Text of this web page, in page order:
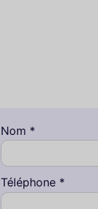
Nom *
Téléphone *